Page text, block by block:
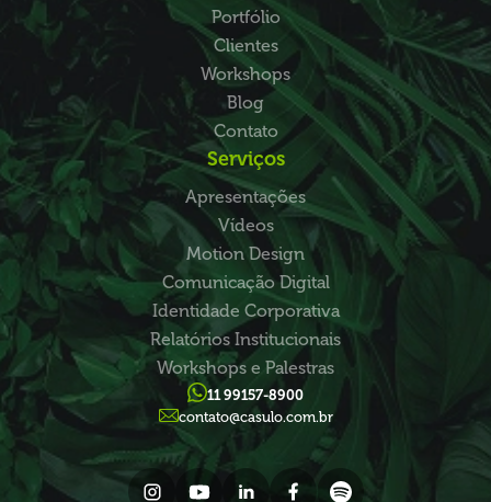
Portfólio
Clientes
Workshops
Blog
Contato
Serviços
Apresentações
Vídeos
Motion Design
Comunicação Digital
Identidade Corporativa
Relatórios Institucionais
Workshops e Palestras
11 99157-8900
contato@casulo.com.br